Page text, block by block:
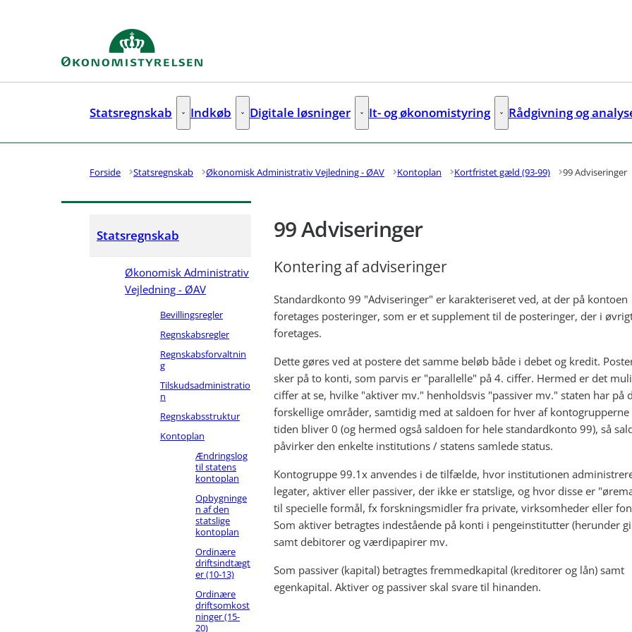
Statsregnskab Statsregnskab - Flere links
Indkøb Indkøb - Flere links
Digitale løsninger Digitale løsninger - Flere links
It- og økonomistyring It- og økonomistyring - Flere
Rådgivning og
Forside Statsregnskab Økonomisk Administrativ Vejledning - ØAV Kontoplan Kortfristet gæld (93-99) 99 Adviseringer
Statsregnskab
Økonomisk Administrativ
Vejledning - ØAV
Bevillingsregler
Regnskabsregler
Regnskabsforvaltnin
g
Tilskudsadministratio
n
Regnskabsstruktur
Kontoplan
Ændringslog
til statens
kontoplan
Opbygninge
n af den
statslige
kontoplan
Ordinære
driftsindtægt
er (10-13)
Ordinære
driftsomkost
ninger (15-
20)
99 Adviseringer
Kontering af adviseringer
Standardkonto 99 "Adviseringer" er karakteriseret ved, at der på kontoen
foretages posteringer, som er et supplement til de posteringer, der i
foretages.
Dette gøres ved at postere det samme beløb både i debet og kredit.
sker på to konti, som parvis er "parallelle" på 4. ciffer. Hermed er det
ciffer at se, hvilke "aktiver mv." henholdsvis "passiver mv." staten har på
forskellige områder, samtidig med at saldoen for hver af kontogrupperne
tiden bliver 0 (og hermed også saldoen for hele standardkonto 99), så
påvirker den enkelte institutions / statens samlede status.
Kontogruppe 99.1x anvendes i de tilfælde, hvor institutionen
legater, aktiver eller passiver, der ikke er statslige, og hvor disse er
til specielle formål, fx forskningsmidler fra private, virksomheder eller
Som aktiver betragtes indestående på konti i pengeinstitutter (herunder
samt debitorer og værdipapirer mv.
Som passiver (kapital) betragtes fremmedkapital (kreditorer og lån) samt
egenkapital. Aktiver og passiver skal svare til hinanden.